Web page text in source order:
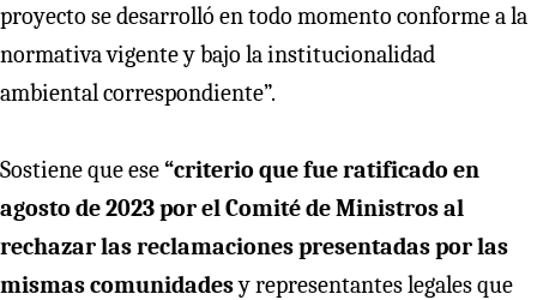
proyecto se desarrolló en todo momento conforme a la
normativa vigente y bajo la institucionalidad
ambiental correspondiente”.
Sostiene que ese“criterio que fue ratificado en
agosto de 2023 por el Comité de Ministros al
rechazar las reclamaciones presentadas por las
mismas comunidadesy representantes legales que